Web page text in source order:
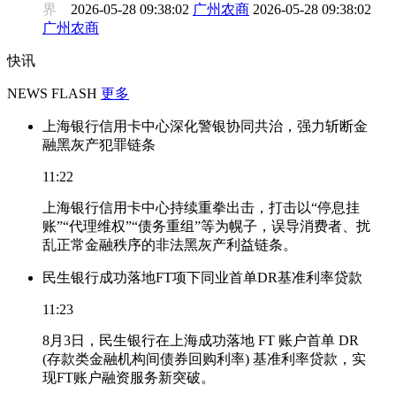
界 2026-05-28 09:38:02 广州农商 2026-05-28 09:38:02
广州农商
快讯
NEWS FLASH 更多
上海银行信用卡中心深化警银协同共治，强力斩断金
融黑灰产犯罪链条
11:22
上海银行信用卡中心持续重拳出击，打击以“停息挂
账”“代理维权”“债务重组”等为幌子，误导消费者、扰
乱正常金融秩序的非法黑灰产利益链条。
民生银行成功落地FT项下同业首单DR基准利率贷款
11:23
8月3日，民生银行在上海成功落地 FT 账户首单 DR
(存款类金融机构间债券回购利率) 基准利率贷款，实
现FT账户融资服务新突破。